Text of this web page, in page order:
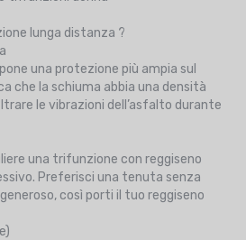
lunga distanza ?
una protezione più ampia sul
che la schiuma abbia una densità
le vibrazioni dell’asfalto durante
una trifunzione con reggiseno
Preferisci una tenuta senza
così porti il tuo reggiseno